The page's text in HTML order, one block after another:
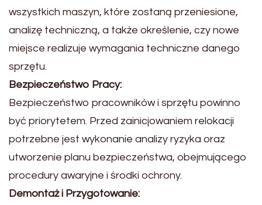
wszystkich maszyn, które zostaną przeniesione,
analizę techniczną, a także określenie, czy nowe
miejsce realizuje wymagania techniczne danego
sprzętu.
Bezpieczeństwo Pracy:
Bezpieczeństwo pracowników i sprzętu powinno
być priorytetem. Przed zainicjowaniem relokacji
potrzebne jest wykonanie analizy ryzyka oraz
utworzenie planu bezpieczeństwa, obejmującego
procedury awaryjne i środki ochrony.
Demontaż i Przygotowanie: